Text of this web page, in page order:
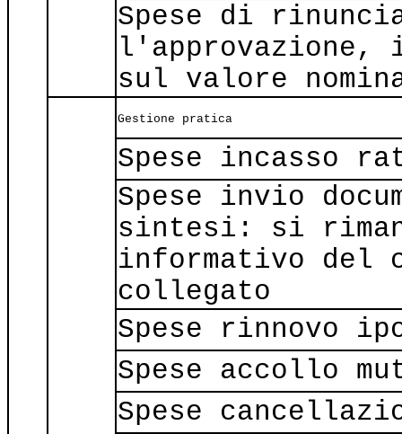
Spese di
l'approvazione,
sul valore
Gestione pratica
Spese incasso
Spese invio
sintesi: si
informativo del
collegato
Spese rinnovo
Spese accollo
Spese